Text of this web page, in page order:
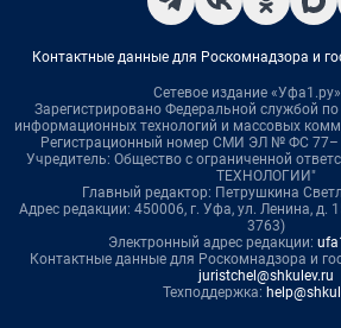
Контактные данные для Роскомнадзора и
Сетевое издание
Зарегистрировано Федеральной службой по
информационных технологий и массовых
Регистрационный номер СМИ ЭЛ № ФС 77–
Учредитель: Общество с ограниченной
ТЕХНОЛОГИИ"
Главный редактор: Петрушкина
Адрес редакции: 450006, г. Уфа, ул. Ленина, д.
3763)
Электронный адрес редакции:
Контактные данные для Роскомнадзора и
juristchel@shkulev.ru
Техподдержка: